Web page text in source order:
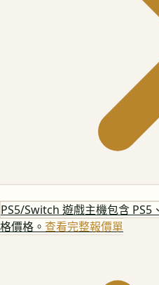
PS5/Switch 遊戲主機包含 PS5
格價格。 查看完整報價單